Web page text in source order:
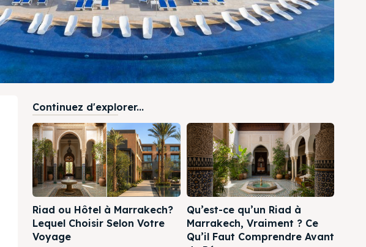
Continuez d'explorer...
Riad ou Hôtel à Marrakech?
Lequel Choisir Selon Votre
Voyage
Qu’est-ce qu’un Riad à
Marrakech, Vraiment ? Ce
Qu’il Faut Comprendre Avant